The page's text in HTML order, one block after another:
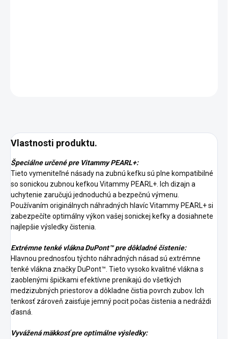
Vlastnosti produktu.
Špeciálne určené pre Vitammy PEARL+:
Tieto vymeniteľné násady na zubnú kefku sú plne kompatibilné
so sonickou zubnou kefkou Vitammy PEARL+. Ich dizajn a
uchytenie zaručujú jednoduchú a bezpečnú výmenu.
Používaním originálnych náhradných hlavíc Vitammy PEARL+ si
zabezpečíte optimálny výkon vašej sonickej kefky a dosiahnete
najlepšie výsledky čistenia.
Extrémne tenké vlákna DuPont™ pre dôkladné čistenie:
Hlavnou prednosťou týchto náhradných násad sú extrémne
tenké vlákna značky DuPont™. Tieto vysoko kvalitné vlákna s
zaoblenými špičkami efektívne prenikajú do všetkých
medzizubných priestorov a dôkladne čistia povrch zubov. Ich
tenkosť zároveň zaisťuje jemný pocit počas čistenia a nedráždi
ďasná.
Vyvážená mäkkosť pre optimálne výsledky: